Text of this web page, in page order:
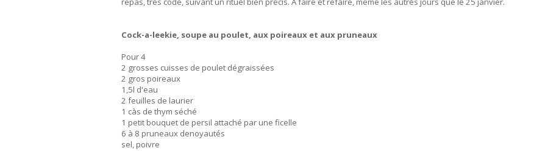
Cock-a-leekie, soupe au poulet, aux poireaux et aux pruneaux
Pour 4
2 grosses cuisses de poulet dégraissées
2 gros poireaux
1,5l d'eau
2 feuilles de laurier
1 càs de thym séché
1 petit bouquet de persil attaché par une ficelle
6 à 8 pruneaux denoyautés
sel, poivre